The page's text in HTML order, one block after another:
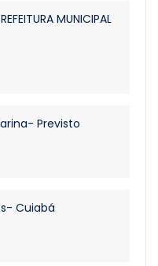
MUNICIPAL
Previsto
Cuiabá